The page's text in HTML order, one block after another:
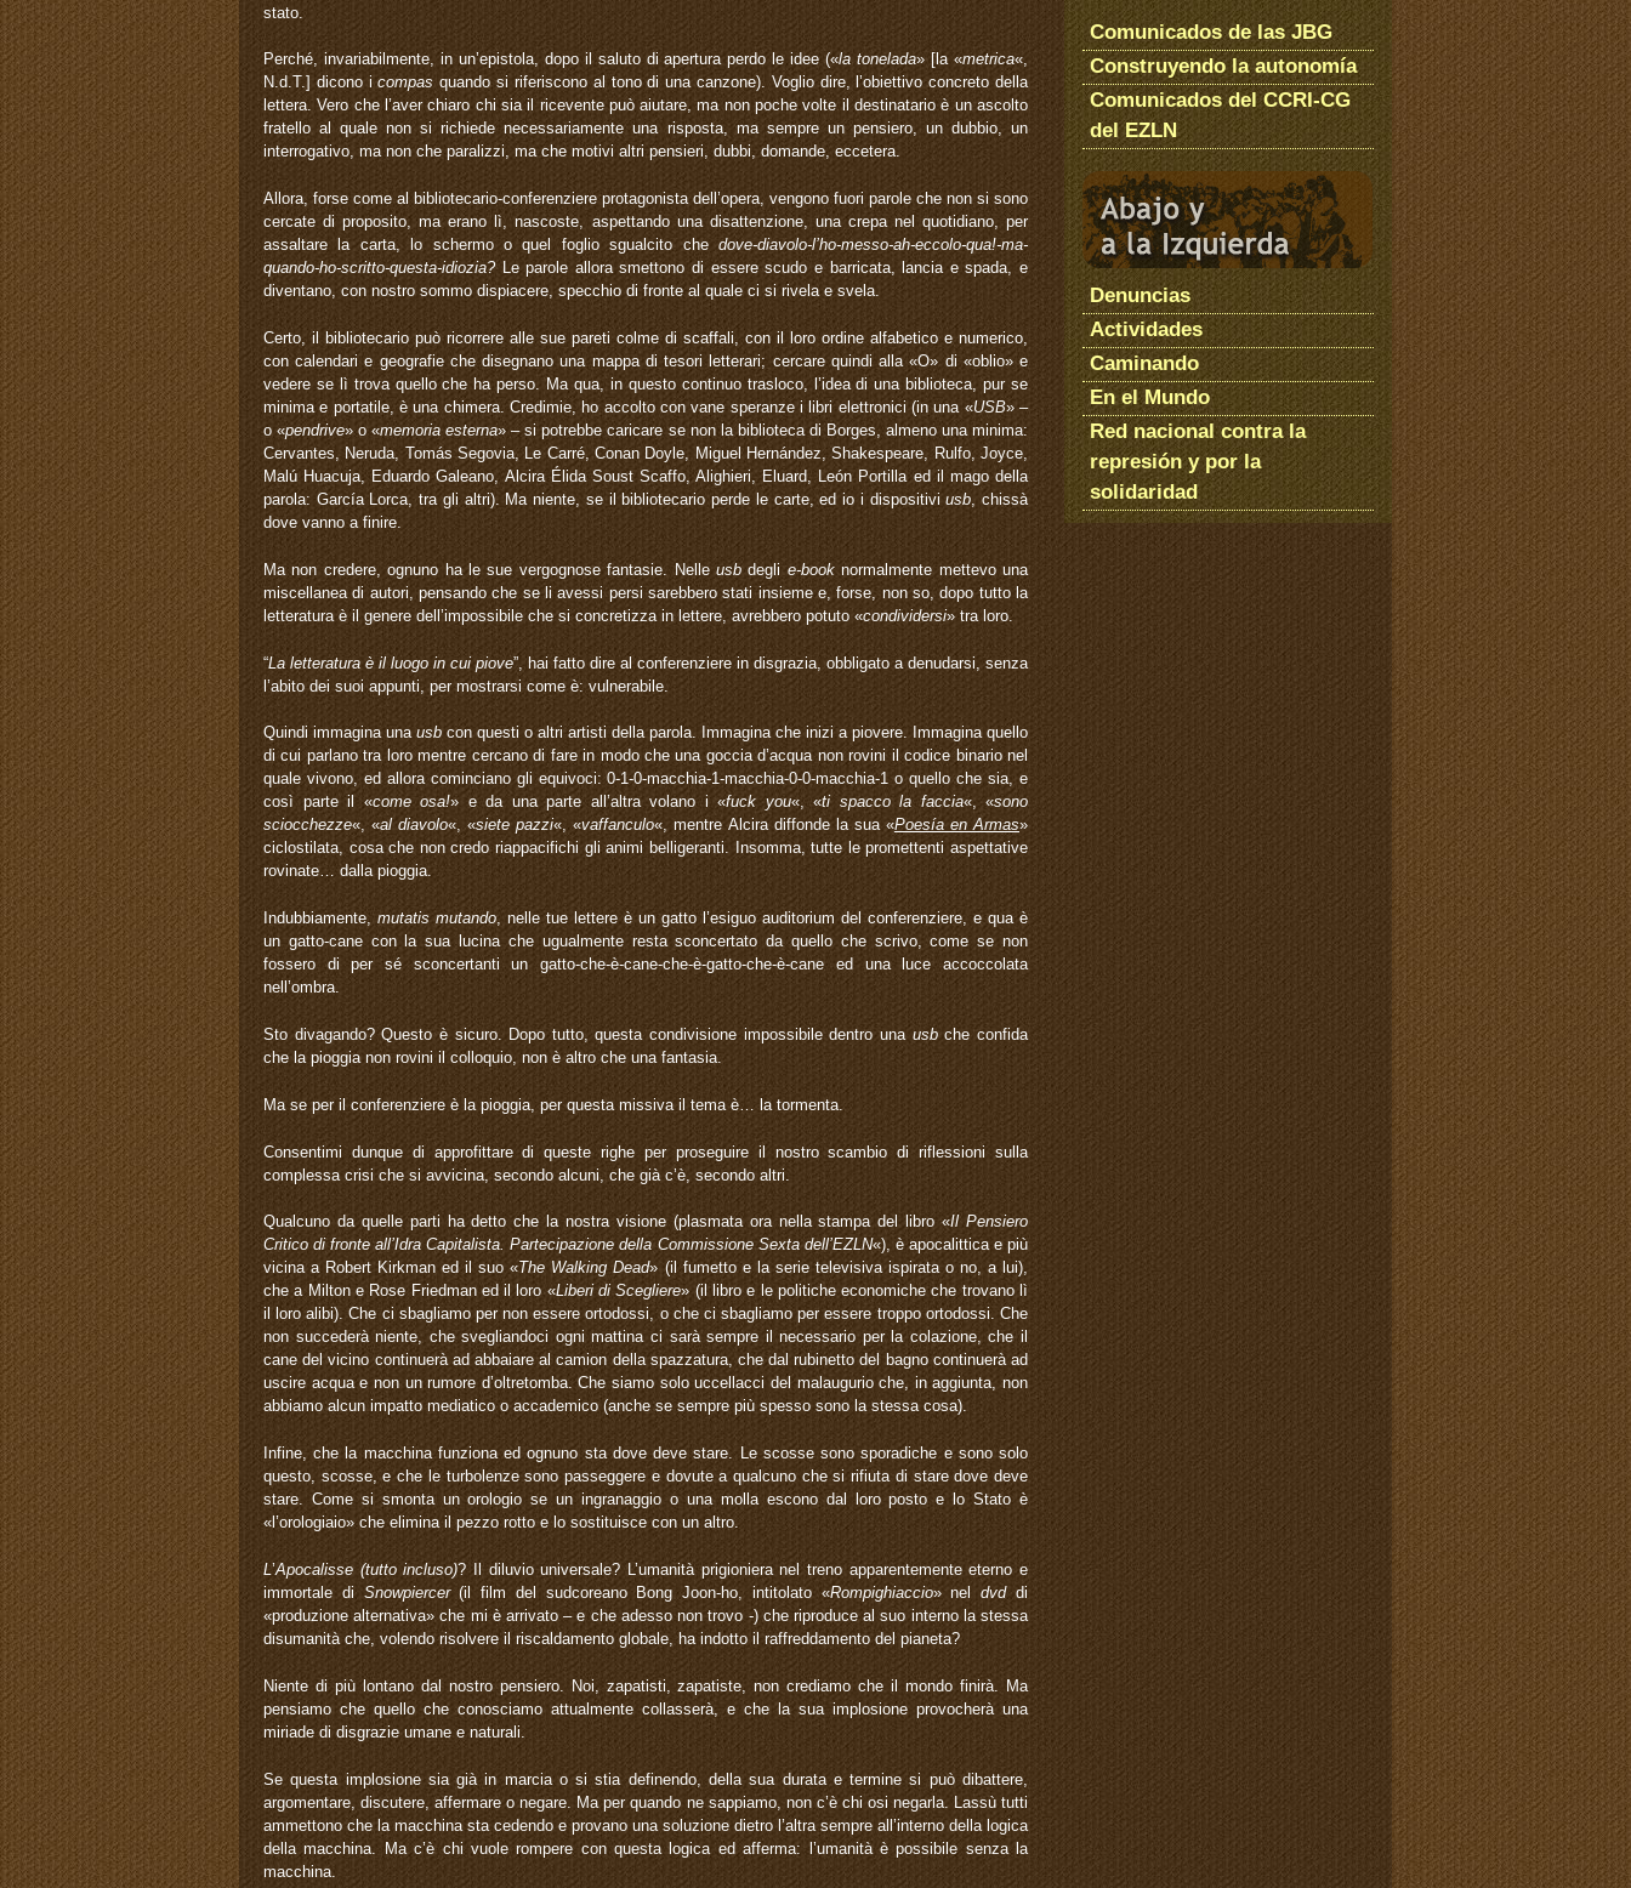
stato.
Perché, invariabilmente, in un’epistola, dopo il saluto di apertura perdo le idee («la tonelada» [la «metrica«,
N.d.T.] dicono icompas quando si riferiscono al tono di una canzone). Voglio dire, l’obiettivo concreto della
lettera. Vero che l’aver chiaro chi sia il ricevente può aiutare, ma non poche volte il destinatario è un ascolto
fratello al quale non si richiede necessariamente una risposta, ma sempre un pensiero, un dubbio, un
interrogativo, ma non che paralizzi, ma che motivi altri pensieri, dubbi, domande, eccetera.
Allora, forse come al bibliotecario-conferenziere protagonista dell’opera, vengono fuori parole che non si sono
cercate di proposito, ma erano lì, nascoste, aspettando una disattenzione, una crepa nel quotidiano, per
assaltare la carta, lo schermo o quel foglio sgualcito che dove-diavolo-l’ho-messo-ah-eccolo-qua!-ma-
quando-ho-scritto-questa-idiozia?Le parole allora smettono di essere scudo e barricata, lancia e spada, e
diventano, con nostro sommo dispiacere, specchio di fronte al quale ci si rivela e svela.
Certo, il bibliotecario può ricorrere alle sue pareti colme di scaffali, con il loro ordine alfabetico e numerico,
con calendari e geografie che disegnano una mappa di tesori letterari; cercare quindi alla «O» di «oblio» e
vedere se lì trova quello che ha perso. Ma qua, in questo continuo trasloco, l’idea di una biblioteca, pur se
minima e portatile, è una chimera. Credimie, ho accolto con vane speranze i libri elettronici (in una «USB» –
o «pendrive» o «memoria esterna» – si potrebbe caricare se non la biblioteca di Borges, almeno una minima:
Cervantes, Neruda, Tomás Segovia, Le Carré, Conan Doyle, Miguel Hernández, Shakespeare, Rulfo, Joyce,
Malú Huacuja, Eduardo Galeano, Alcira Élida Soust Scaffo, Alighieri, Eluard, León Portilla ed il mago della
parola: García Lorca, tra gli altri). Ma niente, se il bibliotecario perde le carte, ed io i dispositiviusb, chissà
dove vanno a finire.
Ma non credere, ognuno ha le sue vergognose fantasie. Nelleusb deglie-booknormalmente mettevo una
miscellanea di autori, pensando che se li avessi persi sarebbero stati insieme e, forse, non so, dopo tutto la
letteratura è il genere dell’impossibile che si concretizza in lettere, avrebbero potuto «condividersi» tra loro.
“La letteratura è il luogo in cui piove”, hai fatto dire al conferenziere in disgrazia, obbligato a denudarsi, senza
l’abito dei suoi appunti, per mostrarsi come è: vulnerabile.
Quindi immagina una usb con questi o altri artisti della parola. Immagina che inizi a piovere. Immagina quello
di cui parlano tra loro mentre cercano di fare in modo che una goccia d’acqua non rovini il codice binario nel
quale vivono, ed allora cominciano gli equivoci: 0-1-0-macchia-1-macchia-0-0-macchia-1 o quello che sia, e
così parte il «come osa!» e da una parte all’altra volano i «fuck you«, «ti spacco la faccia«, «sono
sciocchezze«, «al diavolo«, «siete pazzi«, «vaffanculo«, mentre Alcira diffonde la sua «Poesía en Armas»
ciclostilata, cosa che non credo riappacifichi gli animi belligeranti. Insomma, tutte le promettenti aspettative
rovinate… dalla pioggia.
Indubbiamente, mutatis mutando, nelle tue lettere è un gatto l’esiguo auditorium del conferenziere, e qua è
un gatto-cane con la sua lucina che ugualmente resta sconcertato da quello che scrivo, come se non
fossero di per sé sconcertanti un gatto-che-è-cane-che-è-gatto-che-è-cane ed una luce accoccolata
nell’ombra.
Sto divagando? Questo è sicuro. Dopo tutto, questa condivisione impossibile dentro una usbche confida
che la pioggia non rovini il colloquio, non è altro che una fantasia.
Ma se per il conferenziere è la pioggia, per questa missiva il tema è… la tormenta.
Consentimi dunque di approfittare di queste righe per proseguire il nostro scambio di riflessioni sulla
complessa crisi che si avvicina, secondo alcuni, che già c’è, secondo altri.
Qualcuno da quelle parti ha detto che la nostra visione (plasmata ora nella stampa del libro «Il Pensiero
Critico di fronte all’Idra Capitalista. Partecipazione della Commissione Sexta dell’EZLN«), è apocalittica e più
vicina a Robert Kirkman ed il suo «The Walking Dead» (il fumetto e la serie televisiva ispirata o no, a lui),
che a Milton e Rose Friedman ed il loro «Liberi di Scegliere» (il libro e le politiche economiche che trovano lì
il loro alibi). Che ci sbagliamo per non essere ortodossi, o che ci sbagliamo per essere troppo ortodossi. Che
non succederà niente, che svegliandoci ogni mattina ci sarà sempre il necessario per la colazione, che il
cane del vicino continuerà ad abbaiare al camion della spazzatura, che dal rubinetto del bagno continuerà ad
uscire acqua e non un rumore d’oltretomba. Che siamo solo uccellacci del malaugurio che, in aggiunta, non
abbiamo alcun impatto mediatico o accademico (anche se sempre più spesso sono la stessa cosa).
Infine, che la macchina funziona ed ognuno sta dove deve stare. Le scosse sono sporadiche e sono solo
questo, scosse, e che le turbolenze sono passeggere e dovute a qualcuno che si rifiuta di stare dove deve
stare. Come si smonta un orologio se un ingranaggio o una molla escono dal loro posto e lo Stato è
«l’orologiaio» che elimina il pezzo rotto e lo sostituisce con un altro.
L ’Apocalisse (tutto incluso)? Il diluvio universale? L’umanità prigioniera nel treno apparentemente eterno e
immortale di Snowpiercer(il film del sudcoreano Bong Joon-ho, intitolato «Rompighiaccio» neldvddi
«produzione alternativa» che mi è arrivato – e che adesso non trovo -) che riproduce al suo interno la stessa
disumanità che, volendo risolvere il riscaldamento globale, ha indotto il raffreddamento del pianeta?
Niente di più lontano dal nostro pensiero. Noi, zapatisti, zapatiste, non crediamo che il mondo finirà. Ma
pensiamo che quello che conosciamo attualmente collasserà, e che la sua implosione provocherà una
miriade di disgrazie umane e naturali.
Se questa implosione sia già in marcia o si stia definendo, della sua durata e termine si può dibattere,
argomentare, discutere, affermare o negare. Ma per quando ne sappiamo, non c’è chi osi negarla. Lassù tutti
ammettono che la macchina sta cedendo e provano una soluzione dietro l’altra sempre all’interno della logica
della macchina. Ma c’è chi vuole rompere con questa logica ed afferma: l’umanità è possibile senza la
macchina.
Comunicados de las JBG
Construyendo la autonomía
Comunicados del CCRI-CG
del EZLN
Denuncias
Actividades
Caminando
En el Mundo
Red nacional contra la
represión y por la
solidaridad